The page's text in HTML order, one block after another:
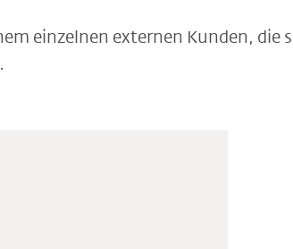
einzelnen externen Kunden, die